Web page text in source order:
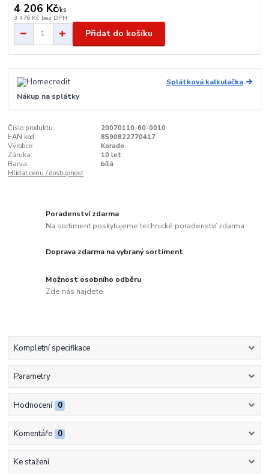
4 206 Kč/ks
3 476 Kč bez DPH
Přidat do košíku
Splátková kalkulačka
Nákup na splátky
Číslo produktu:
20070110-60-0010
EAN kód:
8590822770417
Výrobce:
Korado
Záruka:
10 let
Barva:
bílá
Hlídat cenu / dostupnost
Poradenství zdarma
Na sortiment poskytujeme technické poradenství zdarma
Doprava zdarma na vybraný sortiment
Možnost osobního odběru
Zde nás najdete
Kompletní specifikace
Parametry
Hodnocení 0
Komentáře 0
Ke stažení